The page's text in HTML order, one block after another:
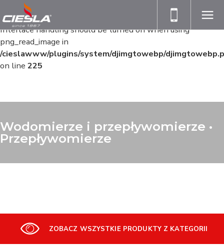
Warning: imagecreatefrompng(): gd-png: libpng warning:
Interlace handling should be turned on when using
png_read_image in
/cieslawww/plugins/system/djimgtowebp/
on line 225
Wodomierze i przepływomierze •
Przepływomierze
ZOBACZ WSZYSTKIE PRODUKTY Z KATEGORII